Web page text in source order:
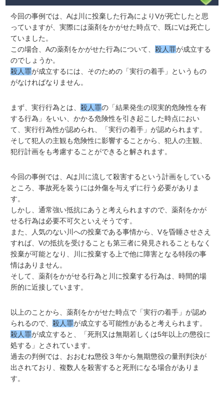
今回の事例では、Aは川に投棄した行為によりVが死亡したと思
っていますが、実際には薬剤をかがせた時点で、既にVは死亡し
ていました。
この場合、Aの薬剤をかがせた行為について、殺人罪が成立する
のでしょうか。
殺人罪が成立するには、そのための「実行の着手」というもの
がなければなりません。
まず、実行行為とは、殺人罪の「結果発生の現実的危険性を有
する行為」をいい、かかる危険性を引き起こした時点におい
て、実行行為性が認められ、「実行の着手」が認められます。
そして犯人の主観も危険性に影響することから、犯人の主観、
犯行計画をも考慮することができると解されます。
今回の事例では、Aは川に流して殺害するという計画をしている
ところ、事故死を装うには外傷を与えずに行う必要がありま
す。
しかし、通常強い抵抗にあうと考えられますので、薬剤をかが
せる行為は必要不可欠といえそうです。
また、人気のない川への投棄である事情から、Vを昏睡させさえ
すれば、Vの抵抗を受けることも第三者に発見されることもなく
投棄が可能となり、川に投棄する上で他に障害となる特段の事
情はありません。
そして、薬剤をかがせる行為と川に投棄する行為は、時間的場
所的に近接しています。
以上のことから、薬剤をかがせた時点で「実行の着手」が認め
られるので、殺人罪が成立する可能性があると考えられます。
殺人罪が成立すると、「死刑又は無期若しくは5年以上の懲役に
処する」とされています。
過去の判例では、おおむね懲役３年から無期懲役の量刑判決が
出されており、複数人を殺害すると死刑になる場合がありま
す。